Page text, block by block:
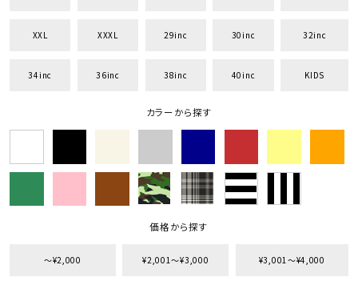
XXL XXXL 29inc 30inc 32inc
34inc 36inc 38inc 40inc KIDS
カラーから探す
価格から探す
〜¥2,000 ¥2,001〜¥3,000 ¥3,001〜¥4,000